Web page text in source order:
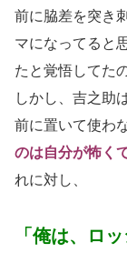
前に脇差を突き
マになってると
たと覚悟してた
しかし、吉之助
前に置いて使わ
のは自分が怖く
れに対し、
「俺は、ロ